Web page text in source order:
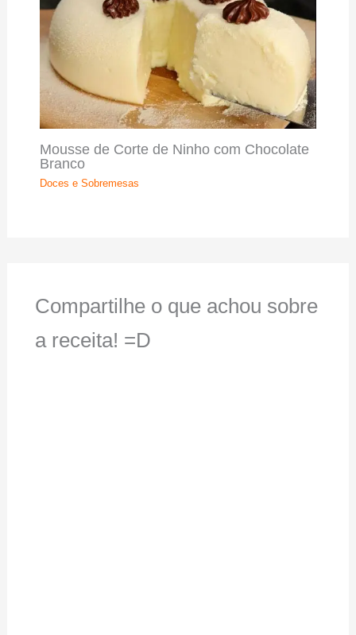
Mousse de Corte de Ninho com Chocolate
Branco
Doces e Sobremesas
Compartilhe o que achou sobre
a receita! =D